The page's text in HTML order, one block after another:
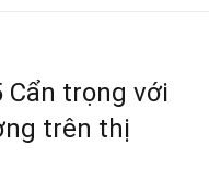
Cẩn trọng với
trên thị